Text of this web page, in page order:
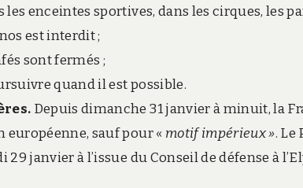
les enceintes sportives, dans les cirques, les
est interdit ;
sont fermés ;
quand il est possible.
. Depuis dimanche 31 janvier à minuit, la
européenne, sauf pour « motif impérieux ». Le
janvier à l’issue du Conseil de défense à